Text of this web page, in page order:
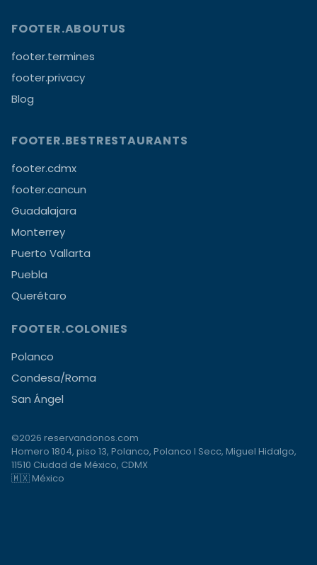
FOOTER.ABOUTUS
footer.termines
footer.privacy
Blog
FOOTER.BESTRESTAURANTS
footer.cdmx
footer.cancun
Guadalajara
Monterrey
Puerto Vallarta
Puebla
Querétaro
FOOTER.COLONIES
Polanco
Condesa/Roma
San Ángel
©2026 reservandonos.com
Homero 1804, piso 13, Polanco, Polanco I Secc, Miguel Hidalgo,
11510 Ciudad de México, CDMX
🇲🇽 México